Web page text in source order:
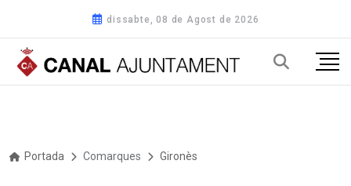
dissabte, 08 de Agost de 2026
Portada Comarques Gironès